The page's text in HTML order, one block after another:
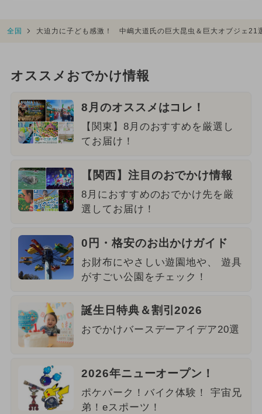
全国 大迫力に子ども感激！ 中嶋大道氏の巨大昆虫＆巨大オブジェ21
オススメおでかけ情報
8月のオススメはコレ！
【関東】8月のおすすめを厳選し
てお届け！
【関西】注目のおでかけ情報
8月におすすめのおでかけ先を厳
選してお届け！
0円・格安のお出かけガイド
お財布にやさしい遊園地や、 遊具
がすごい公園をチェック！
誕生日特典＆割引2026
おでかけバースデーアイデア20選
2026年ニューオープン！
ポケパーク！バイク体験！ 宇宙兄
弟！eスポーツ！